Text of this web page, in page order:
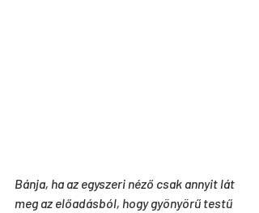
Bánja, ha az egyszeri néző csak annyit lát
meg az előadásból, hogy gyönyörű testű